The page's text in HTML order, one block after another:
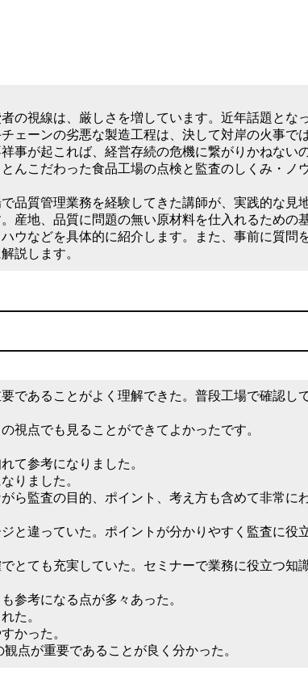
の視線は、厳しさを増しています。近年話題とな
ェーンの劣悪な製造工程は、決して対岸の火事で
事が起これば、経営存続の危機に繋がりかねない
んこだわった食品工場の点検と監査のしくみ・ノ
品質管理業務を経験してきた講師が、実践的な見
産地、品質に問題の無い原材料を仕入れるための
ウなどを具体的に紹介します。また、事前に質問
説します。
であることがよく理解できた。普段工場で確認し
視点でも⾒ることができてよかったです。
て参考になりました。
りました。
ら監査の目的、ポイント、考え方も含めて非常に
と違っていた。ポイントが分かりやすく監査に役
とても充実していた。セミナーで業務に役⽴つ知
参考になる点が多々あった。
た。
かった。
点が重要であることが良く分かった。